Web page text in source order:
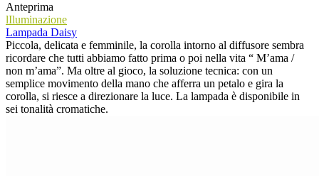
Anteprima
lIluminazione
Lampada Daisy
Piccola, delicata e femminile, la corolla intorno al diffusore sembra
ricordare che tutti abbiamo fatto prima o poi nella vita “ M’ama /
non m’ama”. Ma oltre al gioco, la soluzione tecnica: con un
semplice movimento della mano che afferra un petalo e gira la
corolla, si riesce a direzionare la luce. La lampada è disponibile in
sei tonalità cromatiche.